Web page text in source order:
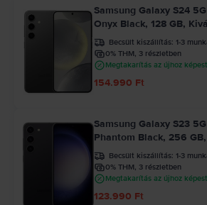
Samsung Galaxy S24
Onyx Black, 128 GB,
Becsült kiszállítás: 1-3
0% THM, 3 részletben
Megtakarítás az újhoz
154.990 Ft
Samsung Galaxy S23
Phantom Black, 256
Becsült kiszállítás: 1-3
0% THM, 3 részletben
Megtakarítás az újhoz
123.990 Ft